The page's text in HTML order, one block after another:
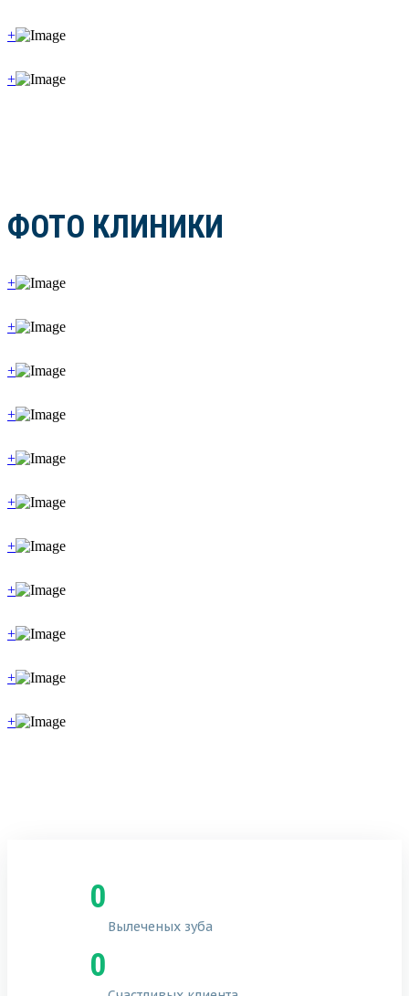
+
+
ФОТО КЛИНИКИ
+
+
+
+
+
+
+
+
+
+
+
0
Вылеченых зуба
0